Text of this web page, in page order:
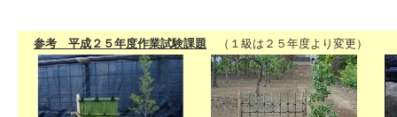
参考 平成２５年度作業試験課題 （１級は２５年度より変更）